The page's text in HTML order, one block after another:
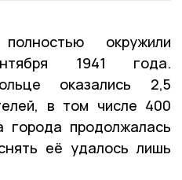
окружили
1941 года.
оказались 2,5
в том числе 400
города продолжалась
её удалось лишь